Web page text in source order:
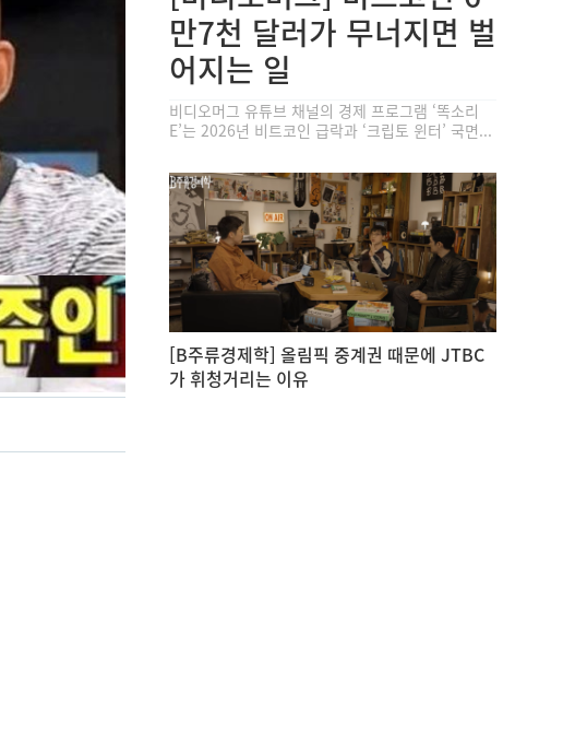
만7천 달러가 무너지면 벌
어지는 일
비디오머그 유튜브 채널의 경제 프로그램 ‘똑소리
E’는 2026년 비트코인 급락과 ‘크립토 윈터’ 국면...
[B주류경제학] 올림픽 중계권 때문에 JTBC
가 휘청거리는 이유